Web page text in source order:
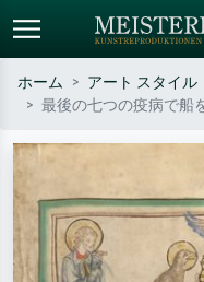
斎の波、ヌード。
ホーム アート スタイル
最後の七つの疫病で船